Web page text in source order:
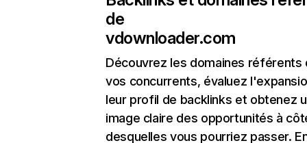
de
vdownloader.com
Découvrez les domaines référents
vos concurrents, évaluez
leur profil de backlinks et obtenez
image claire des opportunités à
desquelles vous pourriez passer.